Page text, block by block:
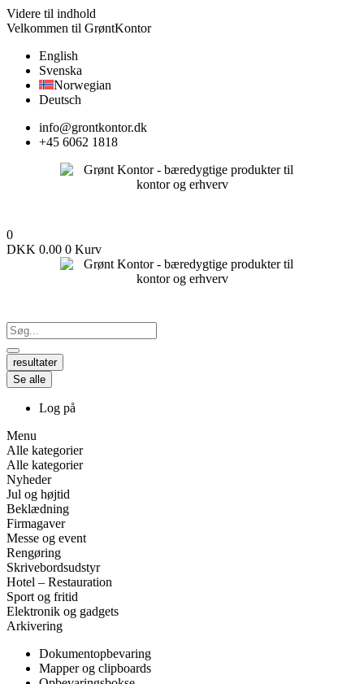
Videre til indhold
Velkommen til GrøntKontor
English
Svenska
Norwegian
Deutsch
info@grontkontor.dk
+45 6062 1818
0
DKK 0.00 0 Kurv
resultater
Se alle
Log på
Menu
Alle kategorier
Alle kategorier
Nyheder
Jul og højtid
Beklædning
Firmagaver
Messe og event
Rengøring
Skrivebordsudstyr
Hotel – Restauration
Sport og fritid
Elektronik og gadgets
Arkivering
Dokumentopbevaring
Mapper og clipboards